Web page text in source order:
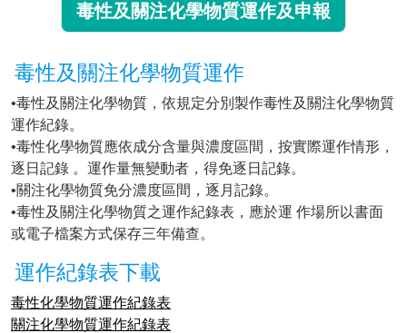
毒性及關注化學物質運作及申報
毒性及關注化學物質運作
•毒性及關注化學物質，依規定分別製作毒性及關注化學物質
運作紀錄。
•毒性化學物質應依成分含量與濃度區間，按實際運作情形，
逐日記錄 。運作量無變動者，得免逐日記錄。
•關注化學物質免分濃度區間，逐月記錄。
•毒性及關注化學物質之運作紀錄表，應於運 作場所以書面
或電子檔案方式保存三年備查。
運作紀錄表下載
毒性化學物質運作紀錄表
關注化學物質運作紀錄表